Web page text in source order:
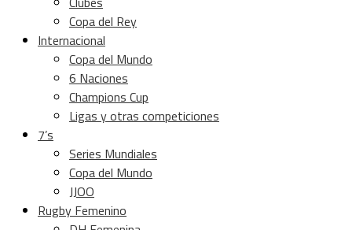
Copa del Rey
Internacional
Copa del Mundo
6 Naciones
Champions Cup
Ligas y otras competiciones
7’s
Series Mundiales
Copa del Mundo
JJOO
Rugby Femenino